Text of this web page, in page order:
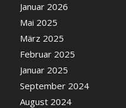
Januar 2026
Mai 2025
März 2025
Februar 2025
Januar 2025
September 2024
August 2024